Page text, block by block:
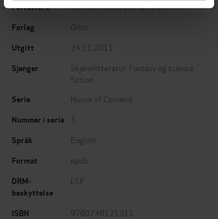
Forfattere Kristen Painter(forfatter)
Forlag Orbit
Utgitt 24.11.2011
Sjanger Skjønnlitteratur Fantasy og science
fiction
Serie House of Comarré
Nummer i serie 3
Språk English
Format epub
DRM-
beskyttelse
LCP
ISBN 9780748121311